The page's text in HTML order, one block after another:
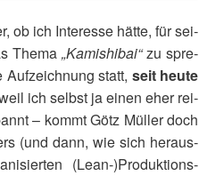
ob ich Inter­es­se hät­te, für sei­
The­ma „Kami­shi­bai“zu spre­
statt, seit heu­te
ich selbst ja einen eher rei­
– kommt Götz Mül­ler doch
(und dann, wie sich her­aus­
(Lean‑)​Produktions-